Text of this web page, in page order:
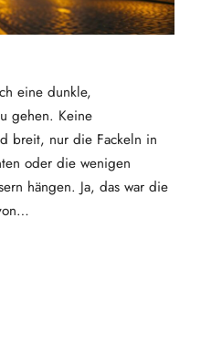
eine dunkle,
gehen. Keine
breit, nur die Fackeln in
oder die wenigen
hängen. Ja, das war die